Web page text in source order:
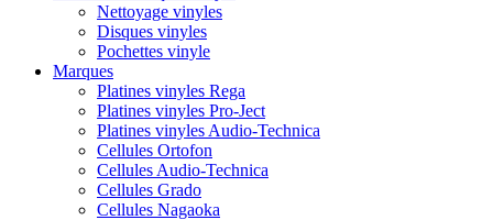
Nettoyage vinyles
Disques vinyles
Pochettes vinyle
Marques
Platines vinyles Rega
Platines vinyles Pro-Ject
Platines vinyles Audio-Technica
Cellules Ortofon
Cellules Audio-Technica
Cellules Grado
Cellules Nagaoka